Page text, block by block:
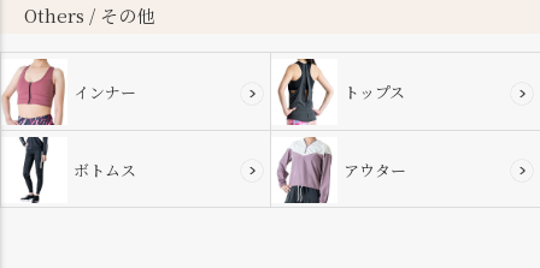
Others / その他
インナー トップス
ボトムス アウター